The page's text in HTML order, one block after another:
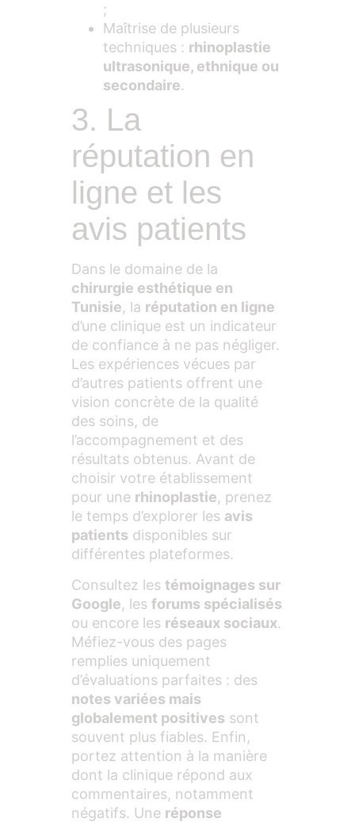
;
Maîtrise de plusieurs
techniques : rhinoplastie
ultrasonique, ethnique ou
secondaire.
3. La
réputation en
ligne et les
avis patients
Dans le domaine de la
chirurgie esthétique en
Tunisie, la réputation en ligne
d’une clinique est un indicateur
de confiance à ne pas négliger.
Les expériences vécues par
d’autres patients offrent une
vision concrète de la qualité
des soins, de
l’accompagnement et des
résultats obtenus. Avant de
choisir votre établissement
pour une rhinoplastie, prenez
le temps d’explorer les avis
patients disponibles sur
différentes plateformes.
Consultez les témoignages sur
Google, les forums spécialisés
ou encore les réseaux sociaux.
Méfiez-vous des pages
remplies uniquement
d’évaluations parfaites : des
notes variées mais
globalement positives sont
souvent plus fiables. Enfin,
portez attention à la manière
dont la clinique répond aux
commentaires, notamment
négatifs. Une réponse